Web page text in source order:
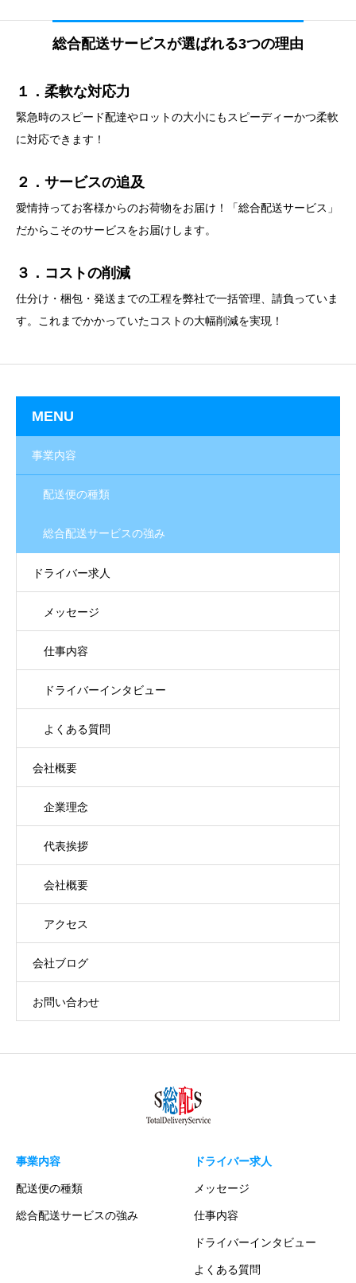
総合配送サービスが選ばれる3つの理由
１．柔軟な対応力
緊急時のスピード配達やロットの大小にもスピーディーかつ柔軟
に対応できます！
２．サービスの追及
愛情持ってお客様からのお荷物をお届け！「総合配送サービス」
だからこそのサービスをお届けします。
３．コストの削減
仕分け・梱包・発送までの工程を弊社で一括管理、請負っていま
す。これまでかかっていたコストの大幅削減を実現！
MENU
事業内容
配送便の種類
総合配送サービスの強み
ドライバー求人
メッセージ
仕事内容
ドライバーインタビュー
よくある質問
会社概要
企業理念
代表挨拶
会社概要
アクセス
会社ブログ
お問い合わせ
事業内容
配送便の種類
総合配送サービスの強み
ドライバー求人
メッセージ
仕事内容
ドライバーインタビュー
よくある質問